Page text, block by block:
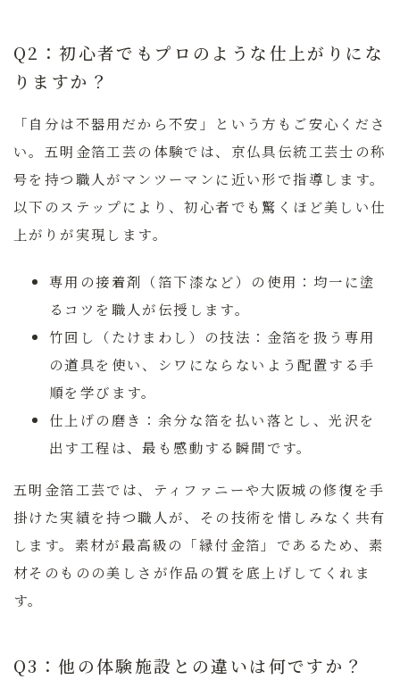
Q2：初心者でもプロのような仕上がりにな
りますか？
「自分は不器用だから不安」という方もご安心くださ
い。五明金箔工芸の体験では、京仏具伝統工芸士の称
号を持つ職人がマンツーマンに近い形で指導します。
以下のステップにより、初心者でも驚くほど美しい仕
上がりが実現します。
専用の接着剤（箔下漆など）の使用： 均一に塗
るコツを職人が伝授します。
竹回し（たけまわし）の技法： 金箔を扱う専用
の道具を使い、シワにならないよう配置する手
順を学びます。
仕上げの磨き： 余分な箔を払い落とし、光沢を
出す工程は、最も感動する瞬間です。
五明金箔工芸では、ティファニーや大阪城の修復を手
掛けた実績を持つ職人が、その技術を惜しみなく共有
します。素材が最高級の「縁付金箔」であるため、素
材そのものの美しさが作品の質を底上げしてくれま
す。
Q3：他の体験施設との違いは何ですか？